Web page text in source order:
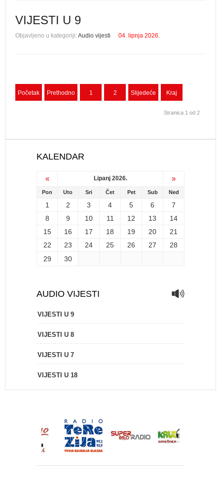
VIJESTI U 9
Objavljeno u kategoriji:Audio vijesti 04. lipnja 2026.
Početak Prethodno 1 2 Slijedeće Kraj
Stranica 1 od 2
KALENDAR
« Lipanj 2026. »
Pon Uto Sri Čet Pet Sub Ned
1 2 3 4 5 6
7
8
9 10 11 12 13
14
15
16 17 18 19 20
21
22
23 24 25 26 27
28
29
30
AUDIO VIJESTI
VIJESTI U 9
VIJESTI U 8
VIJESTI U 7
VIJESTI U 18